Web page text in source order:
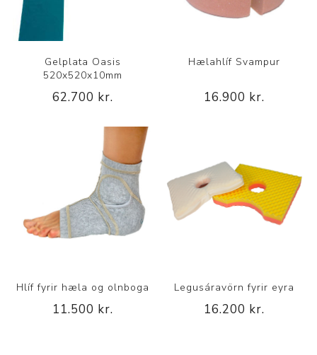
Gelplata Oasis
520x520x10mm
62.700 kr.
Hælahlíf Svampur
16.900 kr.
Hlíf fyrir hæla og olnboga
11.500 kr.
Legusáravörn fyrir eyra
16.200 kr.